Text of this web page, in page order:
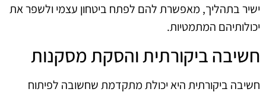
ישיר בתהליך, מאפשרת להם לפתח ביטחון עצמי ולשפר את
יכולותיהם המתמטיות.
חשיבה ביקורתית והסקת מסקנות
חשיבה ביקורתית היא יכולת מתקדמת שחשובה לפיתוח